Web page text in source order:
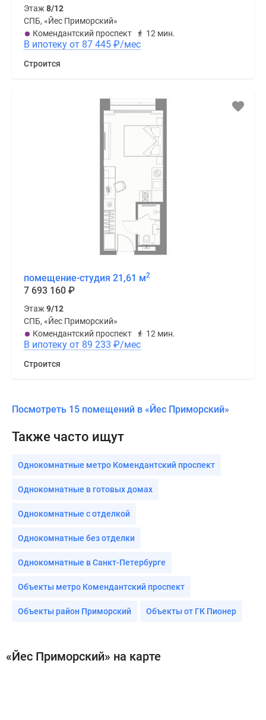
Этаж8/12
СПБ, «Йес Приморский»
Комендантский проспект
12 мин.
В ипотеку от 87 445 ₽/мес
Строится
помещение-студия 21,61 м2
7 693 160 ₽
Этаж9/12
СПБ, «Йес Приморский»
Комендантский проспект
12 мин.
В ипотеку от 89 233 ₽/мес
Строится
Посмотреть 15 помещений в «Йес Приморский»
Также часто ищут
Однокомнатные метро Комендантский проспект
Однокомнатные в готовых домах
Однокомнатные с отделкой
Однокомнатные без отделки
Однокомнатные в Санкт-Петербурге
Объекты метро Комендантский проспект
Объекты район Приморский Объекты от ГК Пионер
«Йес Приморский» на карте